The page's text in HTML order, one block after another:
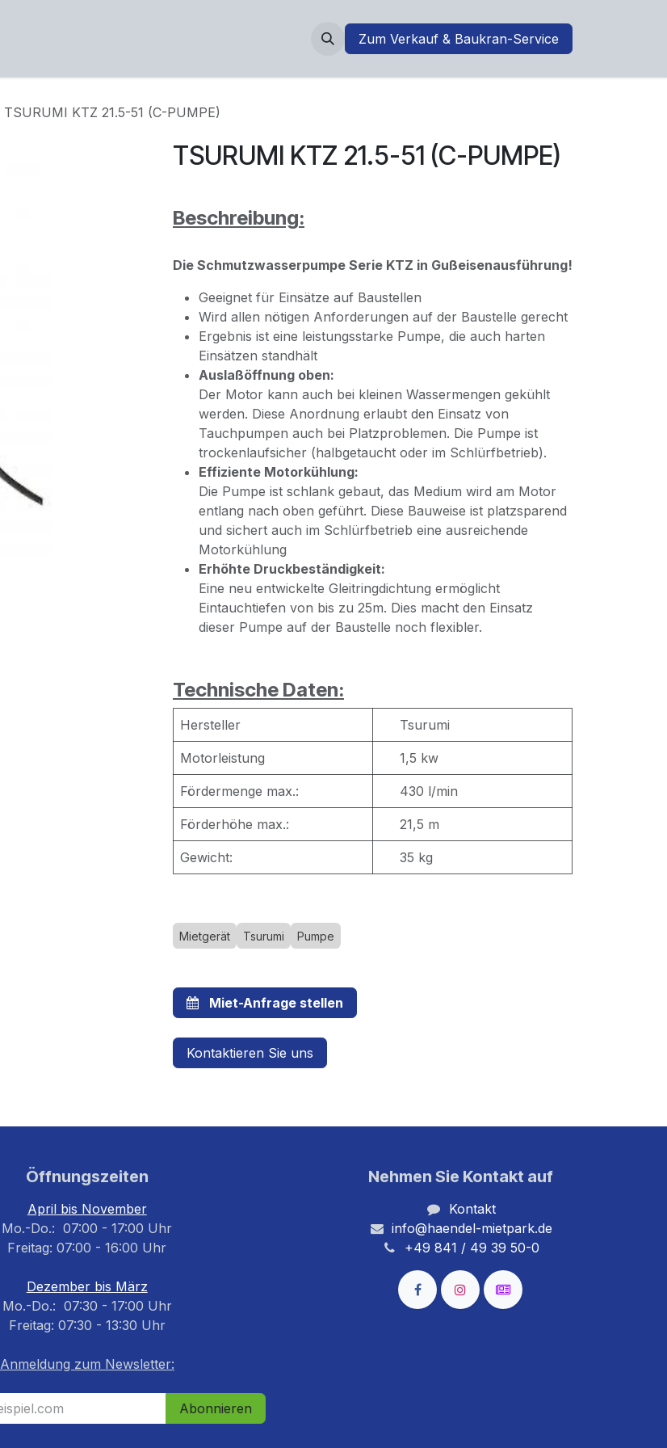
Zum Verkauf & Baukran-Service
TSURUMI KTZ 21.5-51 (C-PUMPE)
TSURUMI KTZ 21.5-51 (C-PUMPE)
Beschreibung:
Die Schmutzwasserpumpe Serie KTZ in Gußeisenausführung!
Geeignet für Einsätze auf Baustellen
Wird allen nötigen Anforderungen auf der Baustelle gerecht
Ergebnis ist eine leistungsstarke Pumpe, die auch harten
Einsätzen standhält
Auslaßöffnung oben:
Der Motor kann auch bei kleinen Wassermengen gekühlt
werden. Diese Anordnung erlaubt den Einsatz von
Tauchpumpen auch bei Platzproblemen. Die Pumpe ist
trockenlaufsicher (halbgetaucht oder im Schlürfbetrieb).
Effiziente Motorkühlung:
Die Pumpe ist schlank gebaut, das Medium wird am Motor
entlang nach oben geführt. Diese Bauweise ist platzsparend
und sichert auch im Schlürfbetrieb eine ausreichende
Motorkühlung
Erhöhte Druckbeständigkeit:
Eine neu entwickelte Gleitringdichtung ermöglicht
Eintauchtiefen von bis zu 25m. Dies macht den Einsatz
dieser Pumpe auf der Baustelle noch flexibler.
Technische Daten:
Hersteller Tsurumi
Motorleistung 1,5 kw
Fördermenge max.: 430 l/min
Förderhöhe max.: 21,5 m
Gewicht: 35 kg
Mietgerät Tsurumi Pumpe
Miet-Anfrage stellen
Kontaktieren Sie uns
Öffnungszeiten
April bis November
Mo.-Do.: 07:00 - 17:00 Uhr
Freitag: 07:00 - 16:00 Uhr
Dezember bis März
Mo.-Do.: 07:30 - 17:00 Uhr
Freitag: 07:30 - 13:30 Uhr
Anmeldung zum Newsletter:
Abonnieren
Nehmen Sie Kontakt auf
Kontakt
info@haendel-mietpark.de
+49 841 / 49 39 50-0